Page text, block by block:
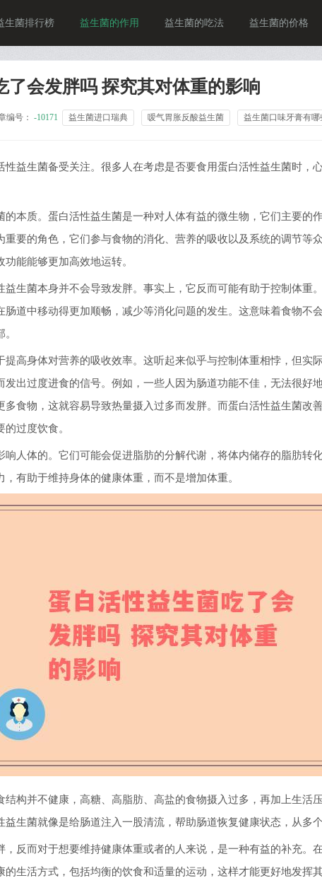
生菌排行榜 益生菌的作用 益生菌的吃法 益生菌的价格
了会发胖吗 探究其对体重的影响
编号： -10171 益生菌进口瑞典 嗳气胃胀反酸益生菌 益生菌口味牙膏有哪
性益生菌备受关注。很多人在考虑是否要食用蛋白活性益生菌时，
的本质。蛋白活性益生菌是一种对人体有益的微生物，它们主要的
重要的角色，它们参与食物的消化、营养的吸收以及系统的调节等
能能够更加高效地运转。
益生菌本身并不会导致发胖。事实上，它反而可能有助于控制体重
肠道中移动得更加顺畅，减少等消化问题的发生。这意味着食物不
提高身体对营养的吸收效率。这听起来似乎与控制体重相悖，但实
发出过度进食的信号。例如，一些人因为肠道功能不佳，无法很好
多食物，这就容易导致热量摄入过多而发胖。而蛋白活性益生菌改
过度饮食。
响人体的。它们可能会促进脂肪的分解代谢，将体内储存的脂肪转
有助于维持身体的健康体重，而不是增加体重。
结构并不健康，高糖、高脂肪、高盐的食物摄入过多，再加上生活
生菌就像是给肠道注入一股清流，帮助肠道恢复健康状态，从多
，反而对于想要维持健康体重或者的人来说，是一种有益的补充。
生活方式，包括均衡的饮食和适量的运动，这样才能更好地发挥